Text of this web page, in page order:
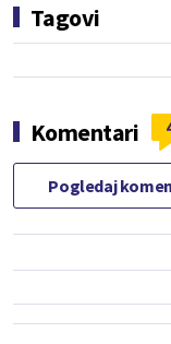
Tagovi
Komentari
Pogledaj